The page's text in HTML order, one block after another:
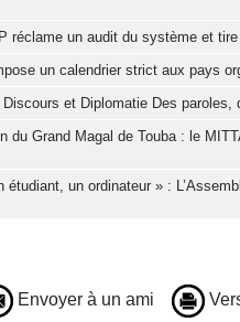
réclame un audit du système et
un calendrier strict aux pays
et Diplomatie Des paroles,
du Grand Magal de Touba : le
étudiant, un ordinateur » :
Envoyer à un ami